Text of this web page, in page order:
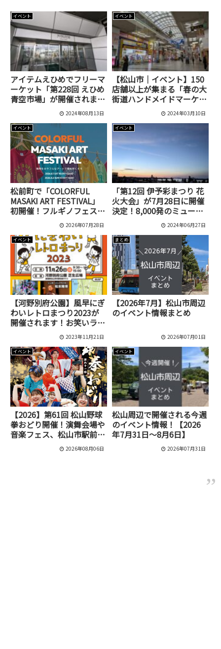
イベント
アイテムえひめでフリーマ
ーケット「第228回 えひめ
青空市場」が開催されま
2024年08月13日
イベント
【松山市｜イベント】150
店舗以上が集まる「春の大
街道ハンドメイドマーケッ
ト2024」が開催されま
2024年03月10日
イベント
松前町で「COLORFUL
MASAKI ART FESTIVAL」
初開催！フルギノフェスタ
や砂浜映画館なども同時開
2026年07月28日
イベント
「第12回 伊予彩まつり 花
火大会」が7月28日に開催
決定！8,000発のミュージ
ック花火が夜空を彩ります
2024年06月27日
イベント
【河野別府公園】風早にぎ
わいレトロまつり2023が
開催されます！お笑いライ
ブや音楽ステージもあるみ
2023年11月21日
まとめ
【2026年7月】松山市周辺
のイベント情報まとめ
2026年07月01日
イベント
【2026】第61回 松山野球
拳おどり開催！演舞会場や
音楽フェス、松山市駅前の
新演舞にも注目 2026年08月06日
イベント
松山周辺で開催される今週
のイベント情報！【2026
年7月31日～8月6日】
2026年07月31日